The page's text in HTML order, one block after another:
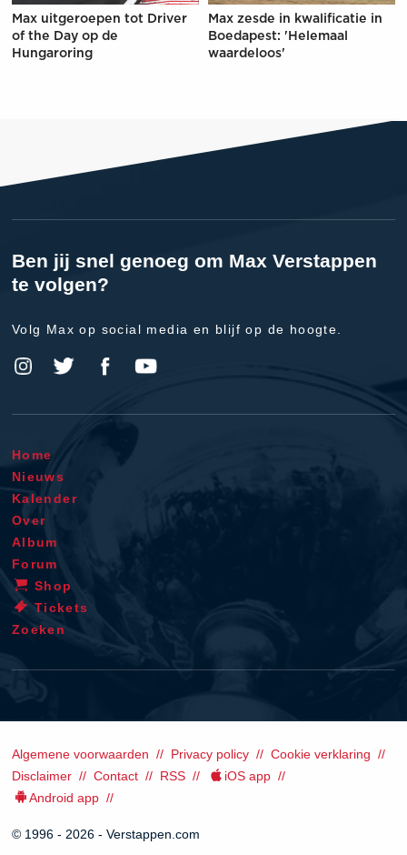
Max uitgeroepen tot Driver
of the Day op de
Hungaroring
Max zesde in kwalificatie in
Boedapest: 'Helemaal
waardeloos'
Ben jij snel genoeg om Max Verstappen
te volgen?
Volg Max op social media en blijf op de hoogte.
Home
Nieuws
Kalender
Over
Album
Forum
Shop
Tickets
Zoeken
Algemene voorwaarden Privacy policy
Cookie verklaring
Disclaimer
Contact RSS
iOS app
Android app
© 1996 - 2026 - Verstappen.com